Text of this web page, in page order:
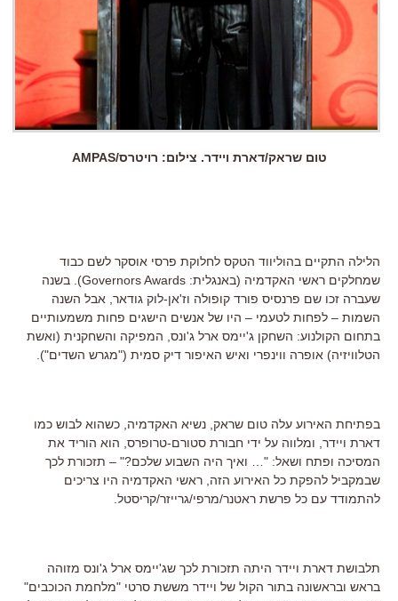
טום שראק/דארת ויידר. צילום: רויטרס/AMPAS
הלילה התקיים בהוליווד הטקס לחלוקת פרסי אוסקר לשם כבוד
שמחלקים ראשי האקדמיה (באנגלית: Governors Awards). בשנה
שעברה זכו שם פרנסיס פורד קופולה וז'אן-לוק גודאר, אבל השנה
השמות – לפחות לטעמי – היו של אנשים הישגים פחות משמעותיים
בתחום הקולנוע: השחקן ג'יימס ארל ג'ונס, המפיקה והשחקנית (ואשת
הטלוויזיה) אופרה ווינפרי ואיש האיפור דיק סמית ("מגרש השדים").
בפתיחת האירוע עלה טום שראק, נשיא האקדמיה, כשהוא לבוש כמו
דארת ויידר, ומלווה על ידי חבורת סטורם-טרופרס, הוא הוריד את
המסיכה ופתח ושאל: "… ואיך היה השבוע שלכם?" – תזכורת לכך
שבמקביל להפקת כל האירוע הזה, ראשי האקדמיה היו צריכים
להתמודד עם כל פרשת ראטנר/מרפי/גרייזר/קריסטל.
תלבושת דארת ויידר היתה תזכורת לכך שג'יימס ארל ג'ונס מזוהה
בראש ובראשונה בתור הקול של ויידר מששת סרטי "מלחמת הכוכבים"